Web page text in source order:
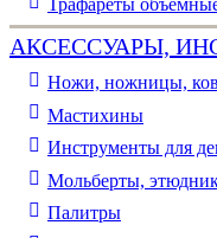
АКСЕССУАРЫ,
Ножи, ножницы,
Мастихины
Инструменты для
Мольберты,
Палитры